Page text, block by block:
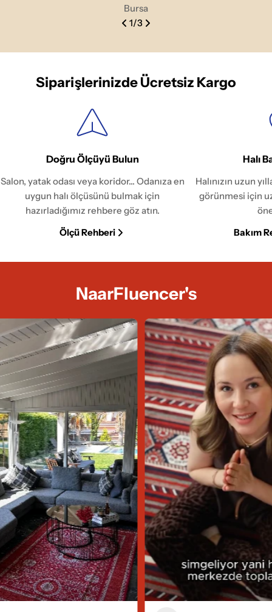
Bursa
1/3
Siparişlerinizde Ücretsiz Kargo
Doğru Ölçüyü Bulun
Salon, yatak odası veya koridor... Odanıza en
uygun halı ölçüsünü bulmak için
hazırladığımız rehbere göz atın.
Ölçü Rehberi
Halı
Halınızın uzun
görünmesi için
Bakım
NaarFluencer's